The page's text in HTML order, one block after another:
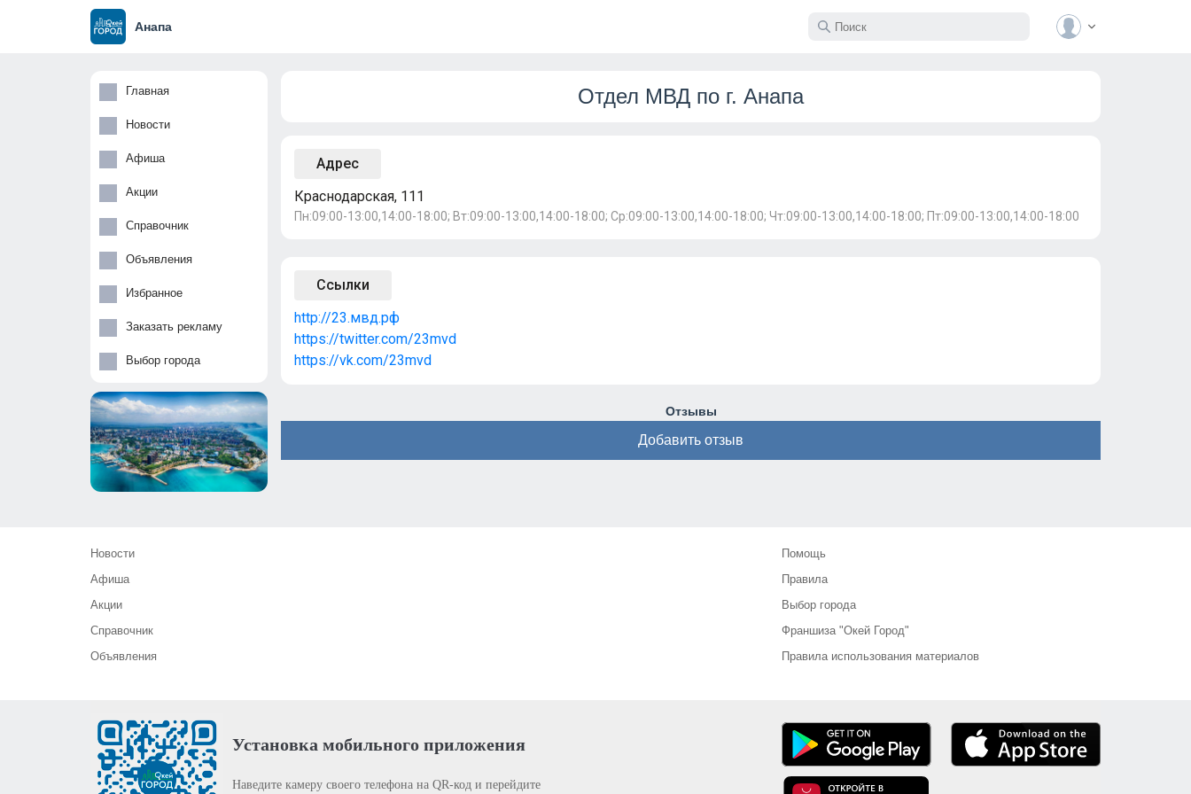
Анапа
Главная
Новости
Афиша
Акции
Справочник
Объявления
Избранное
Заказать рекламу
Выбор города
Отдел МВД по г. Анапа
Адрес
Краснодарская, 111
Пн:09:00-13:00,14:00-18:00; Вт:09:00-13:00,14:00-18:00; Ср:09:00-13:00,14:00-18:00; Чт:09:00-13:00,14:00-18:00; Пт:09:00-13:00,14:00-18:00
Ссылки
http://23.мвд.рф
https://twitter.com/23mvd
https://vk.com/23mvd
Отзывы
Добавить отзыв
Новости
Афиша
Акции
Справочник
Объявления
Помощь
Правила
Выбор города
Франшиза "Окей Город"
Правила использования материалов
Установка мобильного приложения
Наведите камеру своего телефона на QR-код и перейдите